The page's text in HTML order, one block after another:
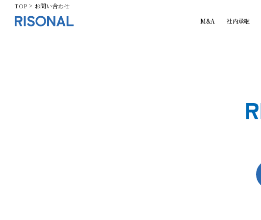
M&A 社内承継
TOP お問い合わせ